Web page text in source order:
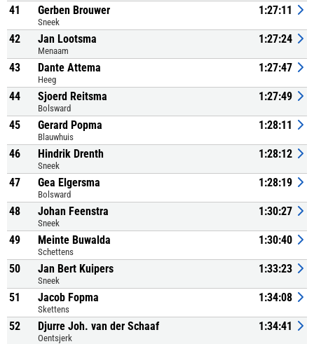
41 Gerben Brouwer
Sneek
1:27:11
42 Jan Lootsma
Menaam
1:27:24
43 Dante Attema
Heeg
1:27:47
44 Sjoerd Reitsma
Bolsward
1:27:49
45 Gerard Popma
Blauwhuis
1:28:11
46 Hindrik Drenth
Sneek
1:28:12
47 Gea Elgersma
Bolsward
1:28:19
48 Johan Feenstra
Sneek
1:30:27
49 Meinte Buwalda
Schettens
1:30:40
50 Jan Bert Kuipers
Sneek
1:33:23
51 Jacob Fopma
Skettens
1:34:08
52 Djurre Joh. van der Schaaf
Oentsjerk
1:34:41